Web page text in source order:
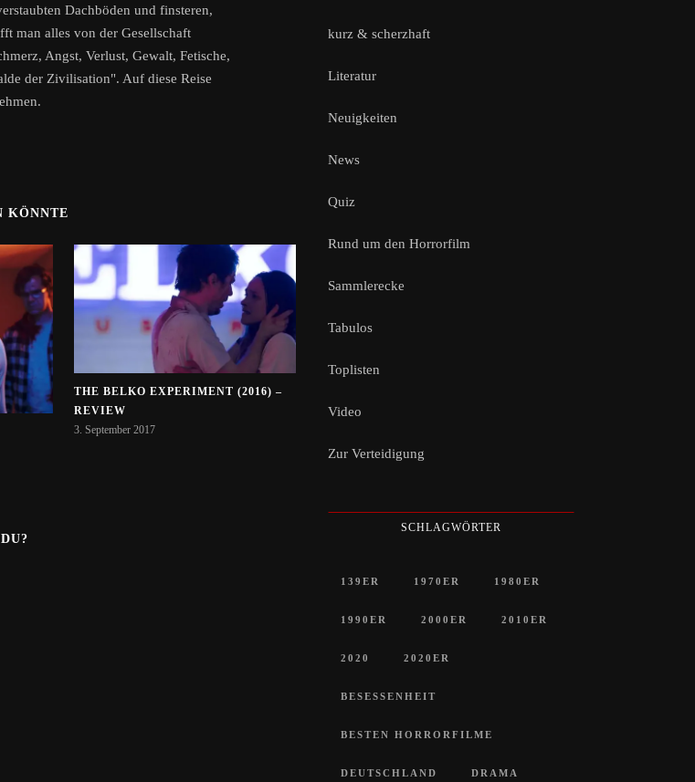
Dachböden und finsteren,
man alles von der Gesellschaft
Angst, Verlust, Gewalt, Fetische,
der Zivilisation". Auf diese Reise
KÖNNTE
THE BELKO EXPERIMENT (2016) –
REVIEW
3. September 2017
kurz & scherzhaft
Literatur
Neuigkeiten
News
Quiz
Rund um den Horrorfilm
Sammlerecke
Tabulos
Toplisten
Video
Zur Verteidigung
SCHLAGWÖRTER
139ER 1970ER 1980ER
1990ER 2000ER 2010ER
2020 2020ER
BESESSENHEIT
BESTEN HORRORFILME
DEUTSCHLAND DRAMA